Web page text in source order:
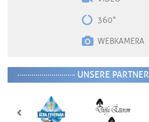
360°
WEBKAMERA
UNSERE PARTNER